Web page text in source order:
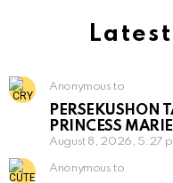
Anonymous to
PERSEKUSHON
PRINCESS
August 8, 2026, 5:27
Anonymous to